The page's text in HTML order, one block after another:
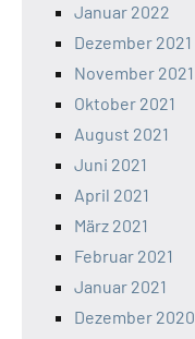
Januar 2022
Dezember 2021
November 2021
Oktober 2021
August 2021
Juni 2021
April 2021
März 2021
Februar 2021
Januar 2021
Dezember 2020